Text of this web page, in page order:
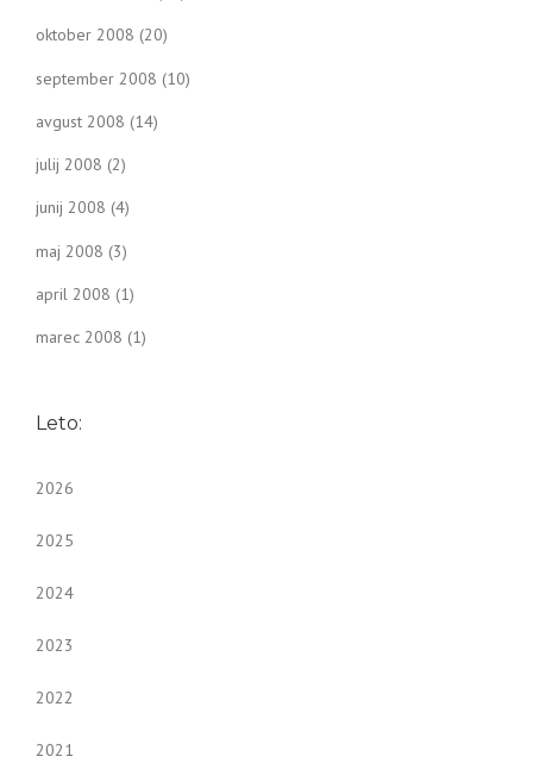
oktober 2008 (20)
september 2008 (10)
avgust 2008 (14)
julij 2008 (2)
junij 2008 (4)
maj 2008 (3)
april 2008 (1)
marec 2008 (1)
Leto:
2026
2025
2024
2023
2022
2021